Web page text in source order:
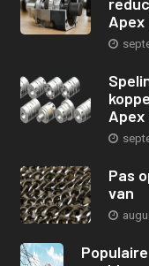
Apex
Apex
Pas
van
Populaire